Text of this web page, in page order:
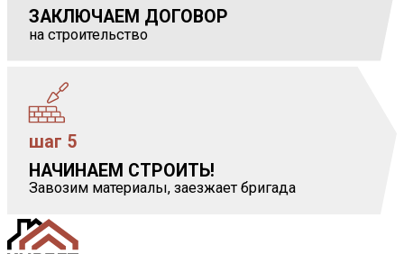
ЗАКЛЮЧАЕМ ДОГОВОР
на строительство
НАЧИНАЕМ СТРОИТЬ!
Завозим материалы, заезжает бригада
шаг 5